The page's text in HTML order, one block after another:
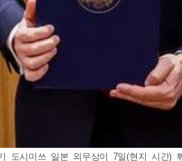
도시미쓰 일본 외무상이 7일(현지 시간)